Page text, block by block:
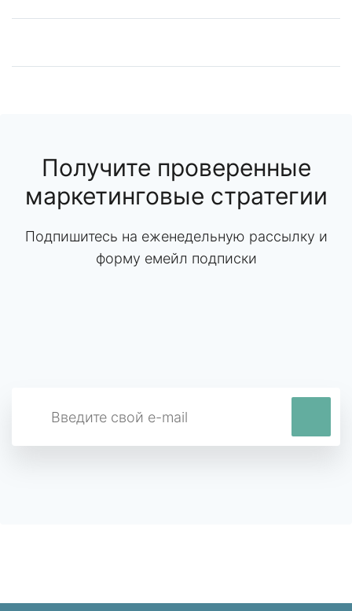
Получите проверенные
маркетинговые стратегии
Подпишитесь на еженедельную рассылку и
форму емейл подписки